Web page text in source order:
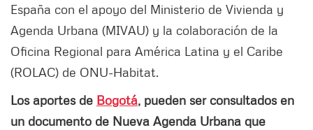
España con el apoyo del Ministerio de Vivienda y
Agenda Urbana (MIVAU) y la colaboración de la
Oficina Regional para América Latina y el Caribe
(ROLAC) de ONU-Habitat.
Los aportes de Bogotá, pueden ser consultados en
un documento de Nueva Agenda Urbana que